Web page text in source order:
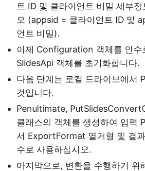
트 ID 및 클라이언트 비밀 세부
오 (appsid = 클라이언트 ID 및
언트 비밀).
이제 Configuration 객체를 인수
SlidesApi 객체를 초기화합니다.
다음 단계는 로컬 드라이브에서
것입니다.
Penultimate,
클래스의 객체를 생성하여 입력
서 ExportFormat 열거형 및 결
수로 사용하십시오.
마지막으로, 변환을 수행하기 위